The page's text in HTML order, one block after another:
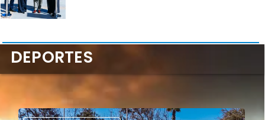
DEPORTES